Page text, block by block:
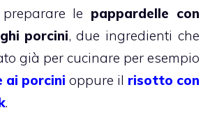
le pappardelle con
porcini, due ingredienti che
già per cucinare per esempio
ai porcini oppure il risotto con
.